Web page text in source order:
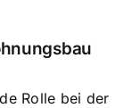
Rolle bei der